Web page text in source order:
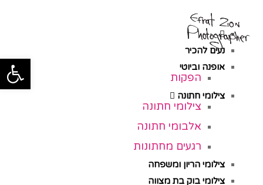
נעים להכיר
אופנה וביוטי
הפקות
צילומי חתונה
צילומי חתונה
אלבומי חתונה
רגעים מחתונות
צילומי הריון ומשפחה
צילומי בוק בת מצווה
פתח